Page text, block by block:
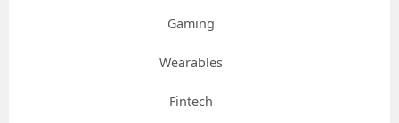
Gaming
Wearables
Fintech